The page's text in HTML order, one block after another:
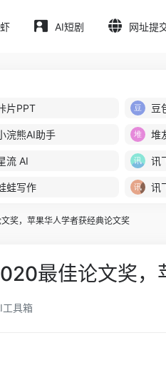
AI短剧 网址提
片PPT 豆
浣熊AI助手 堆
流 AI 讯
蛙写作 讯
奖，苹果华人学者获经典论文奖
最佳论文奖，
工具箱